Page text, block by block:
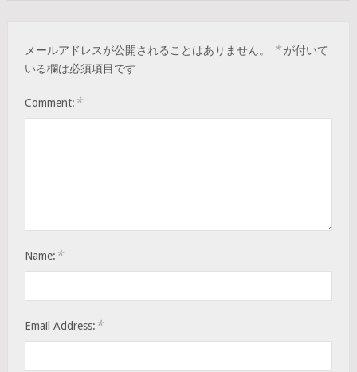
メールアドレスが公開されることはありません。 *が付いて
いる欄は必須項目です
Comment: *
Name: *
Email Address: *